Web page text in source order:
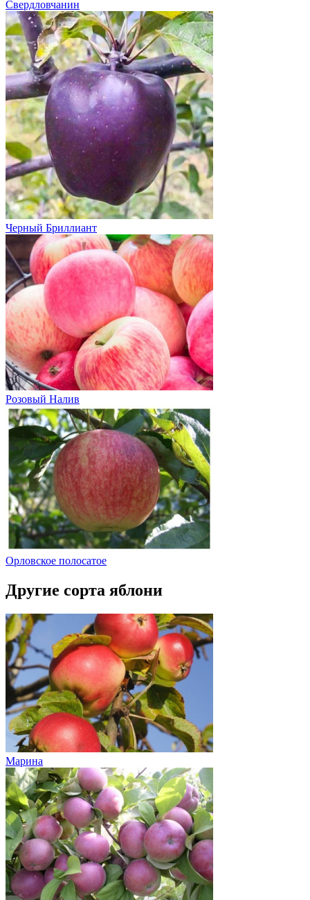
Свердловчанин
Черный Бриллиант
Розовый Налив
Орловское полосатое
Другие сорта яблони
Марина